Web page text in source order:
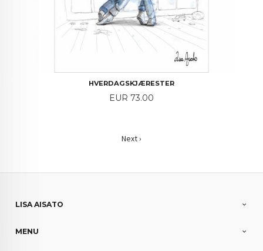
HVERDAGSKJÆRESTER
Price
EUR 73.00
Next ›
LISA AISATO
MENU